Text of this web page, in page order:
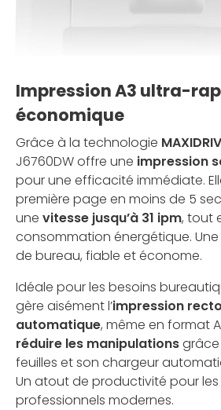
Impression A3 ultra-
économique
Grâce à la technologie
J6760DW offre une impression
pour une efficacité immédiate.
première page en moins de 5
une vitesse jusqu’à 31 ipm, tout
consommation énergétique.
de bureau, fiable et économe.
Idéale pour les besoins
gère aisément l’impression
automatique, même en format
réduire les manipulations
feuilles et son chargeur
Un atout de productivité pour
professionnels modernes.